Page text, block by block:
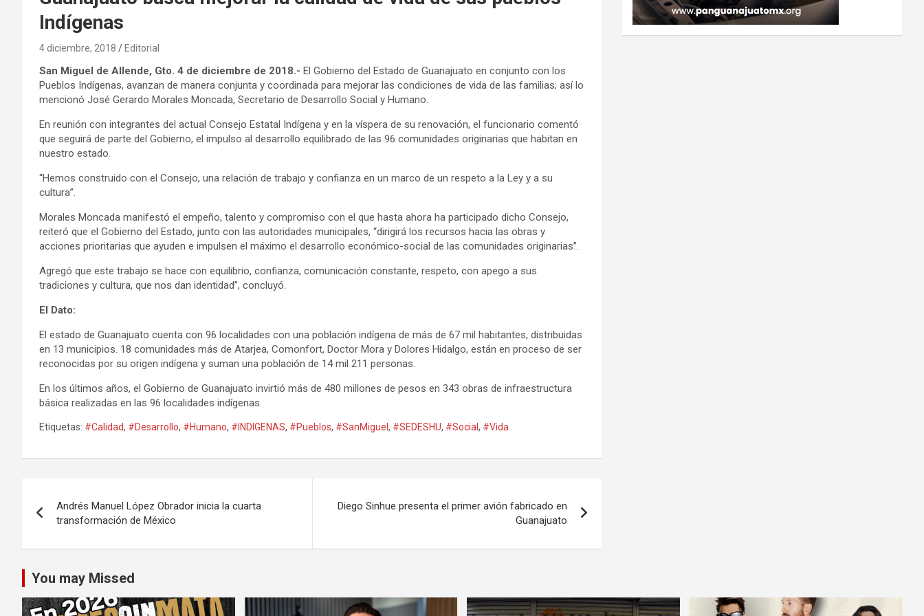
Indígenas
4 diciembre, 2018 Editorial
San Miguel de Allende, Gto. 4 de diciembre de 2018.- El Gobierno del Estado de Guanajuato en conjunto con los
Pueblos Indígenas, avanzan de manera conjunta y coordinada para mejorar las condiciones de vida de las familias; así lo
mencionó José Gerardo Morales Moncada, Secretario de Desarrollo Social y Humano.
En reunión con integrantes del actual Consejo Estatal Indígena y en la víspera de su renovación, el funcionario comentó
que seguirá de parte del Gobierno, el impulso al desarrollo equilibrado de las 96 comunidades originarias que habitan en
nuestro estado.
“Hemos construido con el Consejo, una relación de trabajo y confianza en un marco de un respeto a la Ley y a su
cultura”.
Morales Moncada manifestó el empeño, talento y compromiso con el que hasta ahora ha participado dicho Consejo,
reiteró que el Gobierno del Estado, junto con las autoridades municipales, “dirigirá los recursos hacia las obras y
acciones prioritarias que ayuden e impulsen el máximo el desarrollo económico-social de las comunidades originarias”.
Agregó que este trabajo se hace con equilibrio, confianza, comunicación constante, respeto, con apego a sus
tradiciones y cultura, que nos dan identidad”, concluyó.
El Dato:
El estado de Guanajuato cuenta con 96 localidades con una población indígena de más de 67 mil habitantes, distribuidas
en 13 municipios. 18 comunidades más de Atarjea, Comonfort, Doctor Mora y Dolores Hidalgo, están en proceso de ser
reconocidas por su origen indígena y suman una población de 14 mil 211 personas.
En los últimos años, el Gobierno de Guanajuato invirtió más de 480 millones de pesos en 343 obras de infraestructura
básica realizadas en las 96 localidades indígenas.
Etiquetas: #Calidad, #Desarrollo, #Humano, #INDIGENAS, #Pueblos, #SanMiguel , #SEDESHU, #Social , #Vida
de
entradas
Andrés Manuel López Obrador inicia la cuarta
transformación de México
Diego Sinhue presenta el primer avión fabricado en
Guanajuato
You may Missed